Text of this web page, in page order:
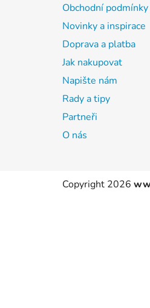
Obchodní podmínky
Novinky a inspirace
Doprava a platba
Jak nakupovat
Napište nám
Rady a tipy
Partneři
O nás
Copyright 2026